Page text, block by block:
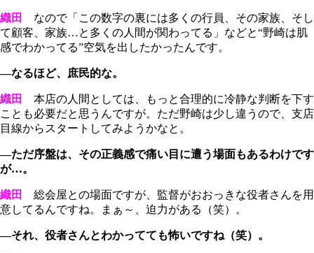
織田
なので「この数字の裏には多くの行員、その家族、そし
て顧客、家族…と多くの人間が関わってる」などと“野崎は肌
感でわかってる”空気を出したかったんです。
―なるほど、庶民的な。
織田
本店の人間としては、もっと合理的に冷静な判断を下す
ことも必要だと思うんですが。ただ野崎は少し違うので、支店
目線からスタートしてみようかなと。
―ただ序盤は、その正義感で痛い目に遭う場面もあるわけです
が…。
織田
総会屋との場面ですが、監督がおおっきな役者さんを用
意してるんですね。まぁ～、迫力がある（笑）。
―それ、役者さんとわかってても怖いですね（笑）。